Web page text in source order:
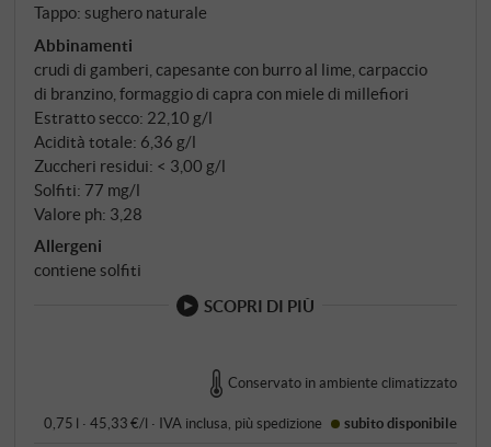
Tappo: sughero naturale
Abbinamenti
crudi di gamberi, capesante con burro al lime, carpaccio
di branzino, formaggio di capra con miele di millefiori
Estratto secco: 22,10 g/l
Acidità totale: 6,36 g/l
Zuccheri residui: < 3,00 g/l
Solfiti: 77 mg/l
Valore ph: 3,28
Allergeni
contiene solfiti
SCOPRI DI PIÙ
Conservato in ambiente climatizzato
0,75 l · 45,33 €/l · IVA inclusa , piùspedizione subito disponibile